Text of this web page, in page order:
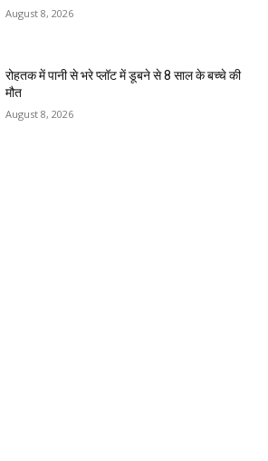
August 8, 2026
रोहतक में पानी से भरे प्लॉट में डूबने से 8 साल के बच्चे की
मौत
August 8, 2026